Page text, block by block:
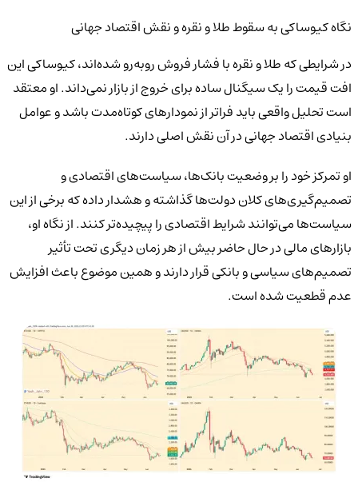
نگاه کیوساکی به سقوط طلا و نقره و نقش اقتصاد جهانی
در شرایطی که طلا و نقره با فشار فروش روبه‌رو شده‌اند، کیوساکی این
افت قیمت را یک سیگنال ساده برای خروج از بازار نمی‌داند. او معتقد
است تحلیل واقعی باید فراتر از نمودارهای کوتاه‌مدت باشد و عوامل
بنیادی اقتصاد جهانی در آن نقش اصلی دارند.
او تمرکز خود را بر وضعیت بانک‌ها، سیاست‌های اقتصادی و
تصمیم‌گیری‌های کلان دولت‌ها گذاشته و هشدار داده که برخی از این
سیاست‌ها می‌توانند شرایط اقتصادی را پیچیده‌تر کنند. از نگاه او،
بازارهای مالی در حال حاضر بیش از هر زمان دیگری تحت تأثیر
تصمیم‌های سیاسی و بانکی قرار دارند و همین موضوع باعث افزایش
عدم قطعیت شده است.